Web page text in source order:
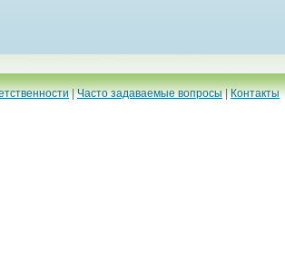
|Часто задаваемые вопросы|Контакты